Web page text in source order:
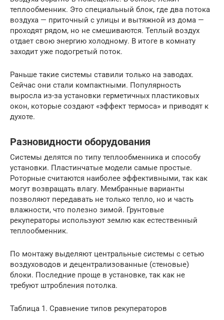
теплообменник. Это специальный блок, где два потока
воздуха — приточный с улицы и вытяжной из дома —
проходят рядом, но не смешиваются. Теплый воздух
отдает свою энергию холодному. В итоге в комнату
заходит уже подогретый поток.
Раньше такие системы ставили только на заводах.
Сейчас они стали компактными. Популярность
выросла из-за установки герметичных пластиковых
окон, которые создают «эффект термоса» и приводят к
духоте.
Разновидности оборудования
Системы делятся по типу теплообменника и способу
установки. Пластинчатые модели самые простые.
Роторные считаются наиболее эффективными, так как
могут возвращать влагу. Мембранные варианты
позволяют передавать не только тепло, но и часть
влажности, что полезно зимой. Грунтовые
рекуператоры используют землю как естественный
теплообменник.
По монтажу выделяют центральные системы с сетью
воздуховодов и децентрализованные (стеновые)
блоки. Последние проще в установке, так как не
требуют штробления потолка.
Таблица 1. Сравнение типов рекуператоров